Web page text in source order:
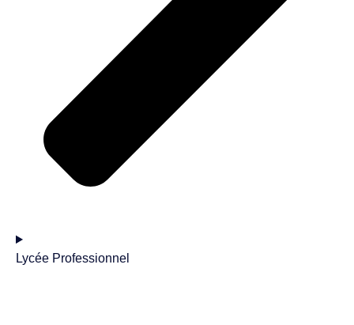
Lycée Professionnel